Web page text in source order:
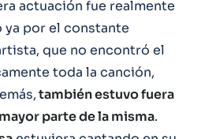
actuación fue realmente
ya por el constante
que no encontró el
toda la canción,
también estuvo fuera
parte de la misma.